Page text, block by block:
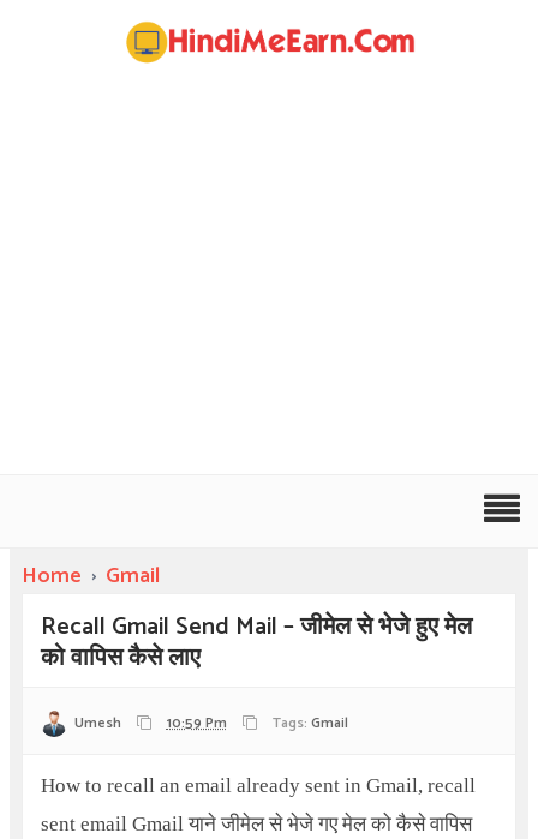
Home › Gmail
Recall Gmail Send Mail – जीमेल से भेजे हुए मेल
को वापिस कैसे लाए
Umesh 10:59 Pm Tags: Gmail
How to recall an email already sent in Gmail, recall
sent email Gmailयाने जीमेल से भेजे गए मेल को कैसे वापिस